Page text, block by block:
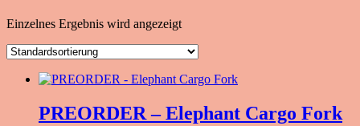
Einzelnes Ergebnis wird angezeigt
PREORDER – Elephant Cargo Fork